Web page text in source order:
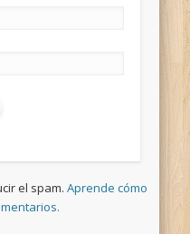
el spam.Aprende cómo